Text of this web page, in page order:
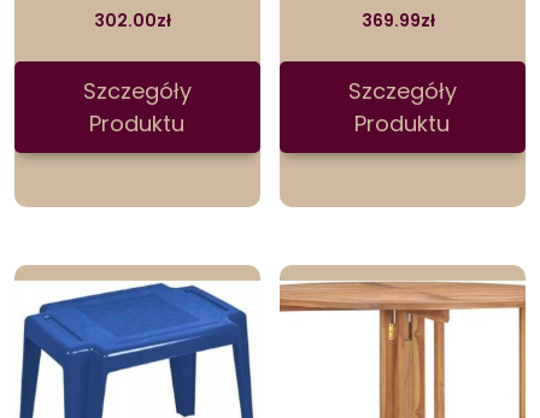
302.00zł
Szczegóły
Produktu
369.99zł
Szczegóły
Produktu